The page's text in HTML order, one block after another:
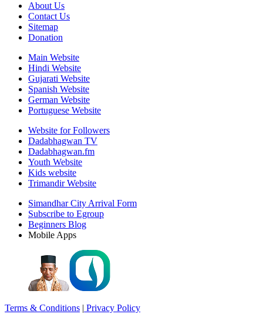
About Us
Contact Us
Sitemap
Donation
Main Website
Hindi Website
Gujarati Website
Spanish Website
German Website
Portuguese Website
Website for Followers
Dadabhagwan TV
Dadabhagwan.fm
Youth Website
Kids website
Trimandir Website
Simandhar City Arrival Form
Subscribe to Egroup
Beginners Blog
Mobile Apps
Terms & Conditions | Privacy Policy